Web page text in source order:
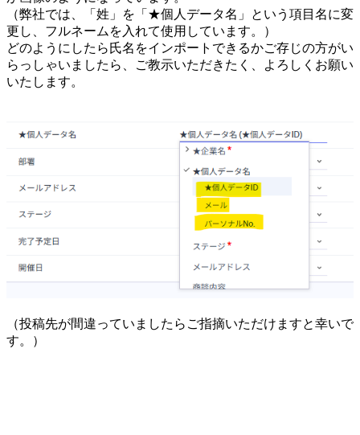
（弊社では、「姓」を「★個人データ名」という項目名に変
更し、フルネームを入れて使用しています。）
どのようにしたら氏名をインポートできるかご存じの方がい
らっしゃいましたら、ご教示いただきたく、よろしくお願い
いたします。
（投稿先が間違っていましたらご指摘いただけますと幸いで
す。）